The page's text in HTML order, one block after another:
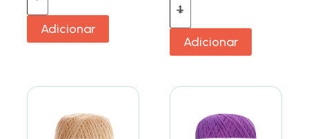
Adicionar
Adicionar